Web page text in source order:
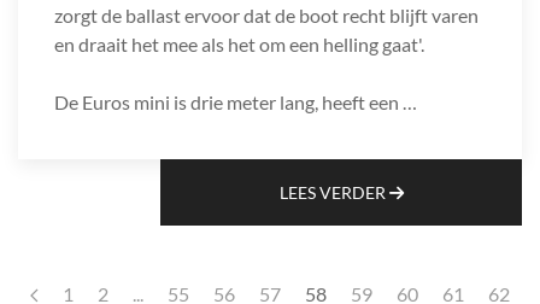
zorgt de ballast ervoor dat de boot recht blijft varen
en draait het mee als het om een helling gaat'.
De Euros mini is drie meter lang, heeft een …
LEES VERDER
1 2 ... 55 56 57 58 59 60 61 62